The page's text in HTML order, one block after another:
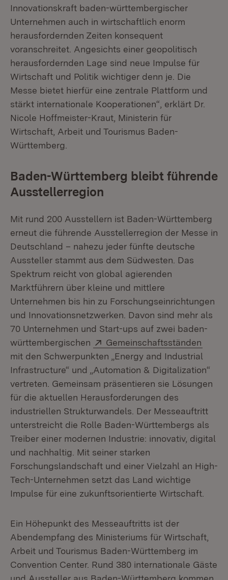
Innovationskraft baden-württembergischer
Unternehmen auch in wirtschaftlich enorm
herausfordernden Zeiten konsequent
voranschreitet. Angesichts einer geopolitisch
herausfordernden Lage sind neue Impulse für
Wirtschaft und Politik wichtiger denn je. Die
Messe bietet hierfür eine zentrale Plattform und
stärkt internationale Kooperationen“, erklärt Dr.
Nicole Hoffmeister-Kraut, Ministerin für
Wirtschaft, Arbeit und Tourismus Baden-
Württemberg.
Baden-Württemberg bleibt führende
Ausstellerregion
Mit rund 200 Ausstellern ist Baden-Württemberg
erneut die führende Ausstellerregion der Messe in
Deutschland – nahezu jeder fünfte deutsche
Aussteller stammt aus dem Südwesten. Das
Spektrum reicht von global agierenden
Marktführern über kleine und mittlere
Unternehmen bis hin zu Forschungseinrichtungen
und Innovationsnetzwerken. Davon sind mehr als
70 Unternehmen und Start-ups auf zwei baden-
württembergischen
Extern:
Gemeinschaftsständen
mit den Schwerpunkten „Energy and Industrial
Infrastructure“ und „Automation & Digitalization“
vertreten. Gemeinsam präsentieren sie Lösungen
für die aktuellen Herausforderungen des
industriellen Strukturwandels. Der Messeauftritt
unterstreicht die Rolle Baden-Württembergs als
Treiber einer modernen Industrie: innovativ, digital
und nachhaltig. Mit seiner starken
Forschungslandschaft und einer Vielzahl an High-
Tech-Unternehmen setzt das Land wichtige
Impulse für eine zukunftsorientierte Wirtschaft.
Ein Höhepunkt des Messeauftritts ist der
Abendempfang des Ministeriums für Wirtschaft,
Arbeit und Tourismus Baden-Württemberg im
Convention Center. Rund 380 internationale Gäste